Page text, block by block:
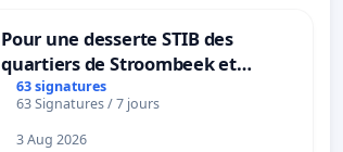
Pour une desserte STIB des
quartiers de Stroombeek et
Beauval - Voor een MIVB-
bediening van de wijken
Strombeek en Het Voor
63 signatures
63 Signatures / 7 jours
3 Aug 2026